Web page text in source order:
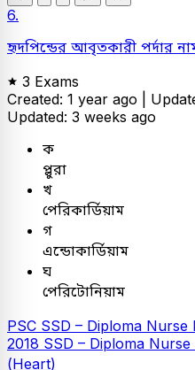
6.
হৃদপিন্ডের আবৃতকারী পর্দার
3 Exams
Created: 1 year ago |
Updated: 3 weeks ago
ক
প্লুরা
খ
পেরিকার্ডিয়াম
গ
এন্ডোকার্ডিয়াম
ঘ
পেরিটোনিয়াম
PSC SSD – Diploma Nurse
2018 SSD – Diploma Nurse
(Heart)